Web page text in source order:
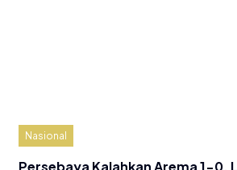
Nasional